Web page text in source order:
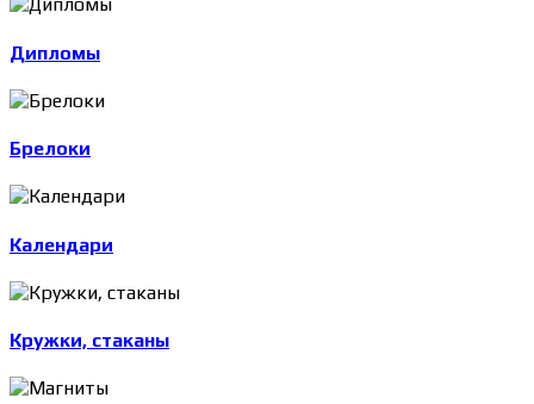
Дипломы
Брелоки
Календари
Кружки, стаканы